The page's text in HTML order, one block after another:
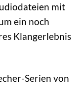
mit
ein noch
Klangerlebnis
Serien von